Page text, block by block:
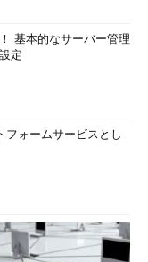
基本的なサーバー管理
定
フォームサービスとし